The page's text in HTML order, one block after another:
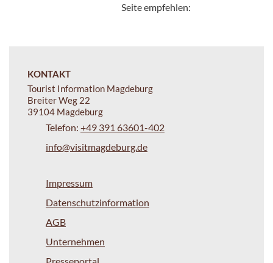
Seite empfehlen:
KONTAKT
Tourist Information Magdeburg
Breiter Weg 22
39104 Magdeburg
Telefon: +49 391 63601-402
info@visitmagdeburg.de
Impressum
Datenschutzinformation
AGB
Unternehmen
Presseportal